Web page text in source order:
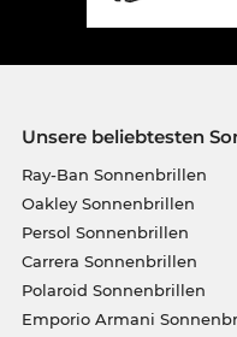
Unsere beliebtesten
Ray-Ban Sonnenbrillen
Oakley Sonnenbrillen
Persol Sonnenbrillen
Carrera Sonnenbrillen
Polaroid Sonnenbrillen
Emporio Armani